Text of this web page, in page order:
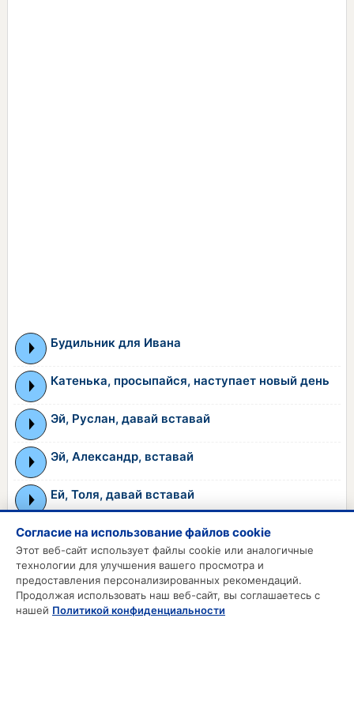
Будильник для Ивана
Катенька, просыпайся, наступает новый день
Эй, Руслан, давай вставай
Эй, Александр, вставай
Ей, Толя, давай вставай
← 1 2 3 4 5 →
MP3 РИНГТОНЫ
Согласие на использование файлов cookie
Этот веб-сайт использует файлы cookie или аналогичные
технологии для улучшения вашего просмотра и
предоставления персонализированных рекомендаций.
Продолжая использовать наш веб-сайт, вы соглашаетесь с
нашей Политикой конфиденциальности